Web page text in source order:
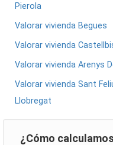
Pierola
Valorar vivienda Begues
Valorar vivienda
Valorar vivienda Arenys
Valorar vivienda Sant
Llobregat
¿Cómo